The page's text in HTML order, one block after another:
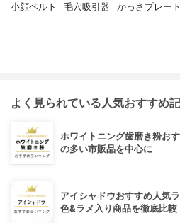
小顔ベルト 毛穴吸引器 かっさプレート
よく見られている人気おすすめ
ホワイトニング歯磨き粉お
の多い市販品を中心に
アイシャドウおすすめ人気
色&ラメ入り商品を徹底比較